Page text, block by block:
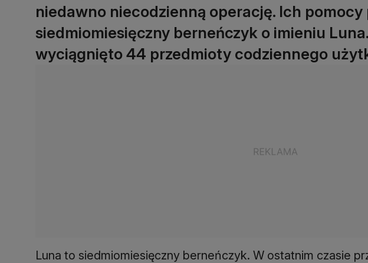
niedawno niecodzienną operację. Ich pomocy
siedmiomiesięczny berneńczyk o imieniu
wyciągnięto 44 przedmioty codziennego
Luna to siedmiomiesięczny berneńczyk. W ostatnim czasie